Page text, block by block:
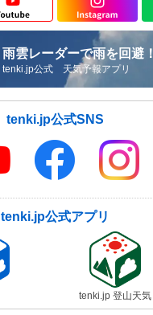
雨雲レーダーで雨を回避！
tenki.jp公式 天気予報アプリ
tenki.jp公式SNS
tenki.jp公式アプリ
tenki.jp 登山天気